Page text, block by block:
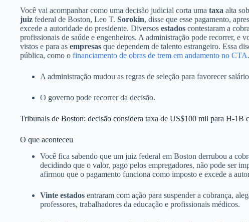
Você vai acompanhar como uma decisão judicial corta uma taxa alta
juiz federal de Boston, Leo T. Sorokin, disse que esse pagamento,
excede a autoridade do presidente. Diversos estados contestaram a
profissionais de saúde e engenheiros. A administração pode recorrer, e
vistos e para as empresas que dependem de talento estrangeiro. Essa
pública, como o financiamento de obras de trem em andamento no CTA.
A administração mudou as regras de seleção para favorecer
O governo pode recorrer da decisão.
Tribunals de Boston: decisão considera taxa de US$100 mil para H-1B
O que aconteceu
Você fica sabendo que um juiz federal em Boston derrubou a
decidindo que o valor, pago pelos empregadores, não pode ser
afirmou que o pagamento funciona como imposto e excede a
Vinte estados entraram com ação para suspender a cobrança,
professores, trabalhadores da educação e profissionais médicos.